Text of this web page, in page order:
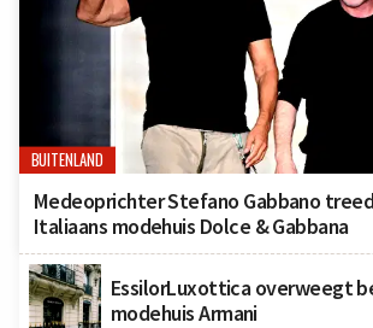
BUITENLAND
Medeoprichter Stefano Gabbano
Italiaans modehuis Dolce & Gabbana
EssilorLuxottica overweegt
modehuis Armani